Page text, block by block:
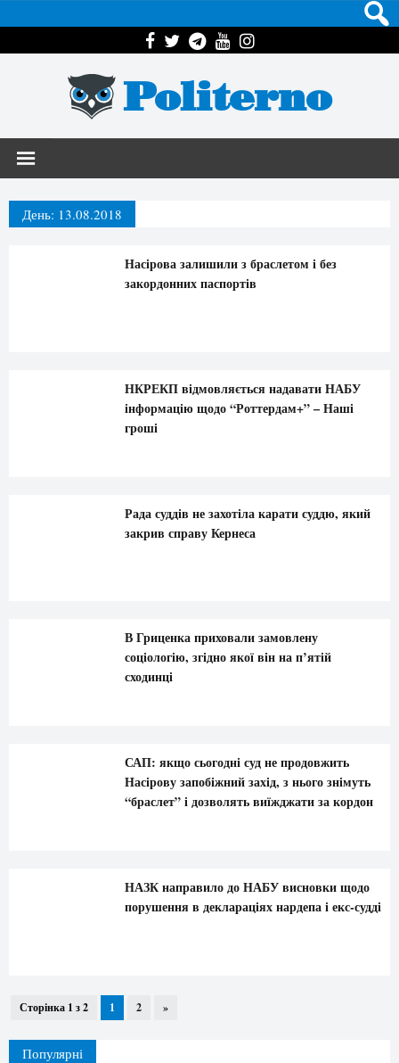
Politerno
День: 13.08.2018
Насірова залишили з браслетом і без
закордонних паспортів
НКРЕКП відмовляється надавати НАБУ
інформацію щодо “Роттердам+” – Наші
гроші
Рада суддів не захотіла карати суддю, який
закрив справу Кернеса
В Гриценка приховали замовлену
соціологію, згідно якої він на п’ятій
сходинці
САП: якщо сьогодні суд не продовжить
Насірову запобіжний захід, з нього знімуть
“браслет” і дозволять виїжджати за кордон
НАЗК направило до НАБУ висновки щодо
порушення в деклараціях нардепа і екс-судді
Сторінка 1 з 2 1 2 »
Популярні